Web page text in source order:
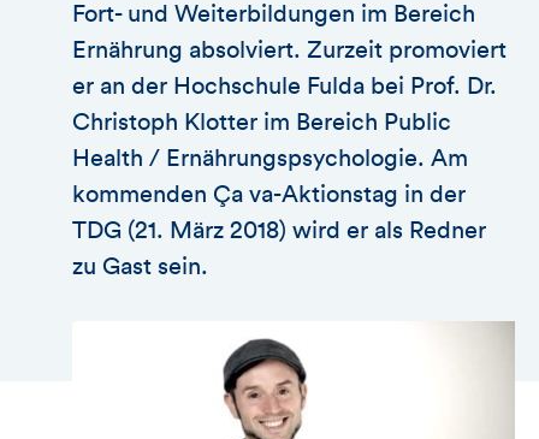
Fort- und Weiterbildungen im Bereich
Ernährung absolviert. Zurzeit promoviert
er an der Hochschule Fulda bei Prof. Dr.
Christoph Klotter im Bereich Public
Health / Ernährungspsychologie. Am
kommenden Ça va-Aktionstag in der
TDG (21. März 2018) wird er als Redner
zu Gast sein.